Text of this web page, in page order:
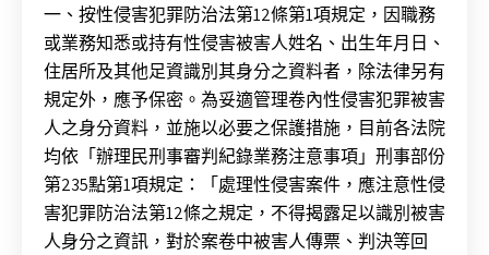
一、按性侵害犯罪防治法第12條第1項規定，因職務
或業務知悉或持有性侵害被害人姓名、出生年月日、
住居所及其他足資識別其身分之資料者，除法律另有
規定外，應予保密。為妥適管理卷內性侵害犯罪被害
人之身分資料，並施以必要之保護措施，目前各法院
均依「辦理民刑事審判紀錄業務注意事項」刑事部份
第235點第1項規定：「處理性侵害案件，應注意性侵
害犯罪防治法第12條之規定，不得揭露足以識別被害
人身分之資訊，對於案卷中被害人傳票、判決等回